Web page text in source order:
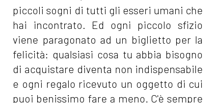
piccoli sogni di tutti gli esseri umani che
hai incontrato. Ed ogni piccolo sfizio
viene paragonato ad un biglietto per la
felicità: qualsiasi cosa tu abbia bisogno
di acquistare diventa non indispensabile
e ogni regalo ricevuto un oggetto di cui
puoi benissimo fare a meno. C'è sempre